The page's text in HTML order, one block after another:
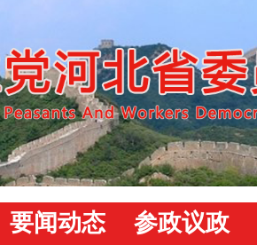
要闻动态 参政议政